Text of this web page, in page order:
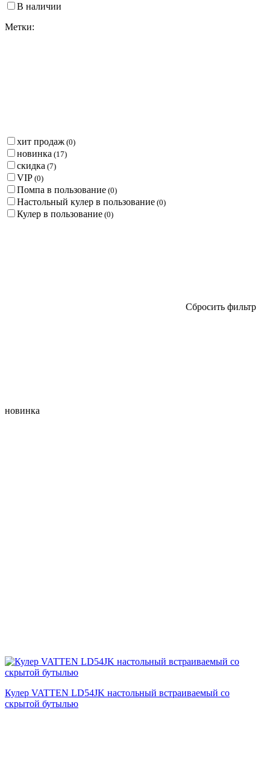
В наличии
Метки:
хит продаж (0)
новинка (17)
скидка (7)
VIP (0)
Помпа в пользование (0)
Настольный кулер в пользование (0)
Кулер в пользование (0)
Сбросить фильтр
новинка
Кулер VATTEN LD54JK настольный встраиваемый со
скрытой бутылью